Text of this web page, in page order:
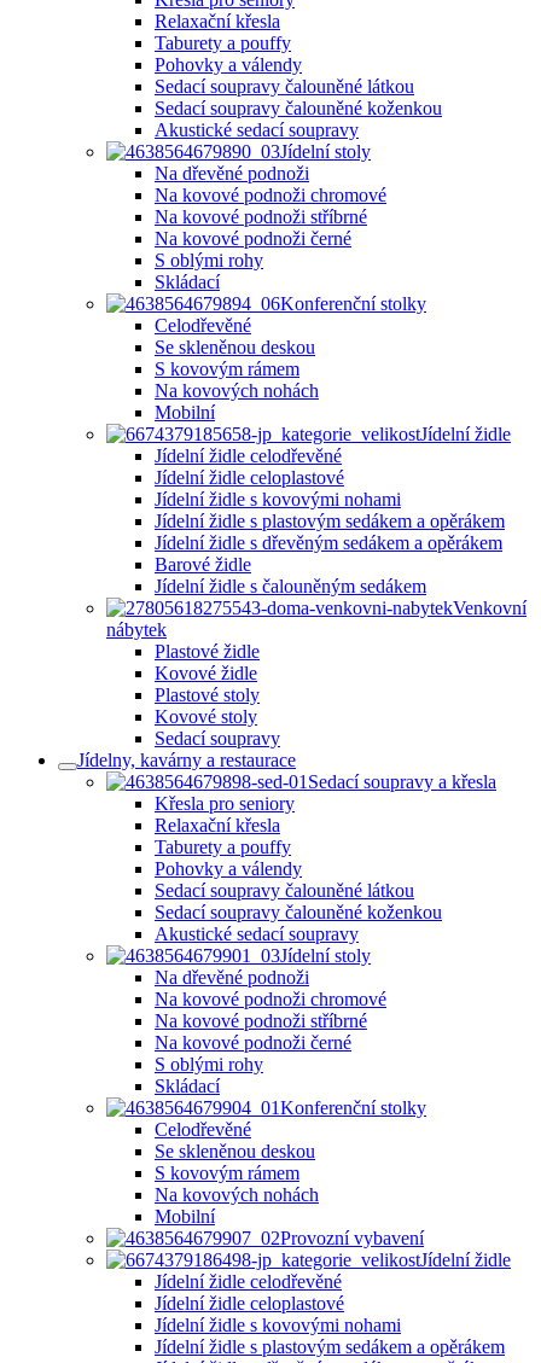
Relaxační křesla
Taburety a pouffy
Pohovky a válendy
Sedací soupravy čalouněné látkou
Sedací soupravy čalouněné koženkou
Akustické sedací soupravy
Jídelní stoly
Na dřevěné podnoži
Na kovové podnoži chromové
Na kovové podnoži stříbrné
Na kovové podnoži černé
S oblými rohy
Skládací
Konferenční stolky
Celodřevěné
Se skleněnou deskou
S kovovým rámem
Na kovových nohách
Mobilní
Jídelní židle
Jídelní židle celodřevěné
Jídelní židle celoplastové
Jídelní židle s kovovými nohami
Jídelní židle s plastovým sedákem a opěrákem
Jídelní židle s dřevěným sedákem a opěrákem
Barové židle
Jídelní židle s čalouněným sedákem
Venkovní
nábytek
Plastové židle
Kovové židle
Plastové stoly
Kovové stoly
Sedací soupravy
Jídelny, kavárny a restaurace
Sedací soupravy a křesla
Křesla pro seniory
Relaxační křesla
Taburety a pouffy
Pohovky a válendy
Sedací soupravy čalouněné látkou
Sedací soupravy čalouněné koženkou
Akustické sedací soupravy
Jídelní stoly
Na dřevěné podnoži
Na kovové podnoži chromové
Na kovové podnoži stříbrné
Na kovové podnoži černé
S oblými rohy
Skládací
Konferenční stolky
Celodřevěné
Se skleněnou deskou
S kovovým rámem
Na kovových nohách
Mobilní
Provozní vybavení
Jídelní židle
Jídelní židle celodřevěné
Jídelní židle celoplastové
Jídelní židle s kovovými nohami
Jídelní židle s plastovým sedákem a opěrákem